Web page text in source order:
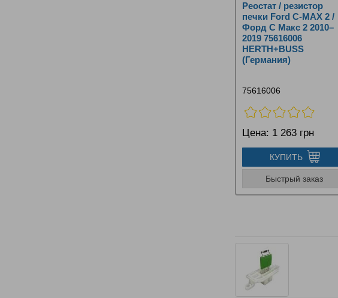
Реостат / резистор
печки Ford C‑MAX 2 /
Форд С Макс 2 2010–
2019 75616006
HERTH+BUSS
(Германия)
75616006
Цена: 1 263 грн
КУПИТЬ
Быстрый заказ